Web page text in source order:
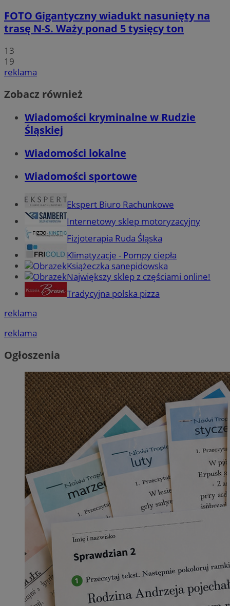
FOTO Gigantyczny wiadukt nasunięty na
trasę N-S. Waży ponad 5 tysięcy ton
13
19
reklama
Zobacz również
Wiadomości kryminalne w Rudzie
Śląskiej
Wiadomości lokalne
Wiadomości sportowe
Ekspert Biuro Rachunkowe
Internetowy sklep motoryzacyjny
Fizjoterapia Ruda Śląska
Klimatyzacje - Pompy ciepła
Książeczka sanepidowska
Największy sklep z częściami online!
Tradycyjna polska pizza
reklama
reklama
Ogłoszenia